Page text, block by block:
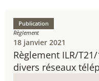
Règlement ILR/
divers réseaux
Publication
Règlement
18 janvier 2021